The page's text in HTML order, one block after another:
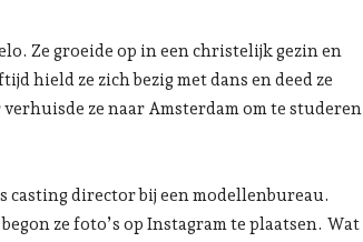
Ze groeide op in een christelijk gezin en
hield ze zich bezig met dans en deed ze
ze naar Amsterdam om te studeren
casting director bij een modellenbureau.
ze foto’s op Instagram te plaatsen. Wat